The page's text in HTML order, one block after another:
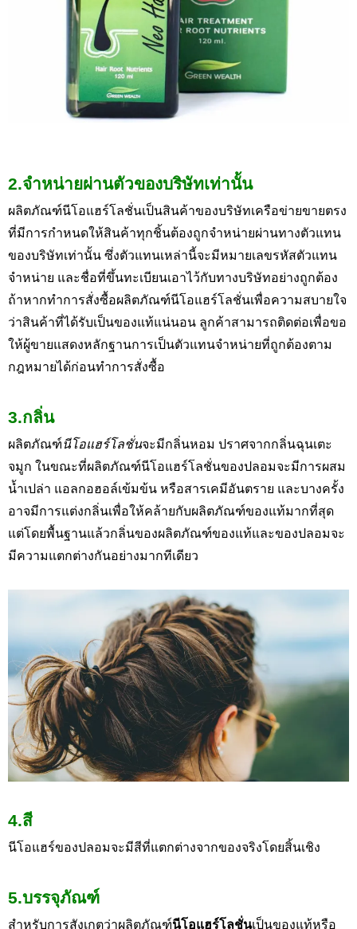
2.จำหน่ายผ่านตัวของบริษัทเท่านั้น
ผลิตภัณฑ์นีโอแฮร์โลชั่นเป็นสินค้าของบริษัทเครือข่ายขายตรง
ที่มีการกำหนดให้สินค้าทุกชิ้นต้องถูกจำหน่ายผ่านทางตัวแทน
ของบริษัทเท่านั้น ซึ่งตัวแทนเหล่านี้จะมีหมายเลขรหัสตัวแทน
จำหน่าย และชื่อที่ขึ้นทะเบียนเอาไว้กับทางบริษัทอย่างถูกต้อง
ถ้าหากทำการสั่งซื้อผลิตภัณฑ์นีโอแฮร์โลชั่นเพื่อความสบายใจ
ว่าสินค้าที่ได้รับเป็นของแท้แน่นอน ลูกค้าสามารถติดต่อเพื่อขอ
ให้ผู้ขายแสดงหลักฐานการเป็นตัวแทนจำหน่ายที่ถูกต้องตาม
กฎหมายได้ก่อนทำการสั่งซื้อ
3.กลิ่น
ผลิตภัณฑ์นีโอแฮร์โลชั่นจะมีกลิ่นหอม ปราศจากกลิ่นฉุนเตะ
จมูก ในขณะที่ผลิตภัณฑ์นีโอแฮร์โลชั่นของปลอมจะมีการผสม
น้ำเปล่า แอลกอฮอล์เข้มข้น หรือสารเคมีอันตราย และบางครั้ง
อาจมีการแต่งกลิ่นเพื่อให้คล้ายกับผลิตภัณฑ์ของแท้มากที่สุด
แต่โดยพื้นฐานแล้วกลิ่นของผลิตภัณฑ์ของแท้และของปลอมจะ
มีความแตกต่างกันอย่างมากทีเดียว
4.สี
นีโอแฮร์ของปลอมจะมีสีที่แตกต่างจากของจริงโดยสิ้นเชิง
5.บรรจุภัณฑ์
สำหรับการสังเกตว่าผลิตภัณฑ์นีโอแฮร์โลชั่นเป็นของแท้หรือ